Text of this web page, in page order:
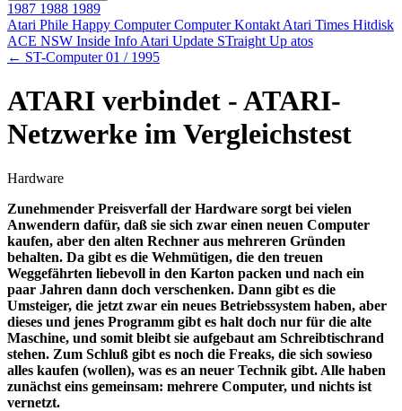
1987 1988 1989
Atari Phile Happy ComputerComputer Kontakt Atari Times Hitdisk
ACE NSW Inside Info Atari Update STraight Up atos
← ST-Computer 01 / 1995
ATARI verbindet - ATARI-
Netzwerke im Vergleichstest
Hardware
Zunehmender Preisverfall der Hardware sorgt bei vielen
Anwendern dafür, daß sie sich zwar einen neuen Computer
kaufen, aber den alten Rechner aus mehreren Gründen
behalten. Da gibt es die Wehmütigen, die den treuen
Weggefährten liebevoll in den Karton packen und nach ein
paar Jahren dann doch verschenken. Dann gibt es die
Umsteiger, die jetzt zwar ein neues Betriebssystem haben, aber
dieses und jenes Programm gibt es halt doch nur für die alte
Maschine, und somit bleibt sie aufgebaut am Schreibtischrand
stehen. Zum Schluß gibt es noch die Freaks, die sich sowieso
alles kaufen (wollen), was es an neuer Technik gibt. Alle haben
zunächst eins gemeinsam: mehrere Computer, und nichts ist
vernetzt.